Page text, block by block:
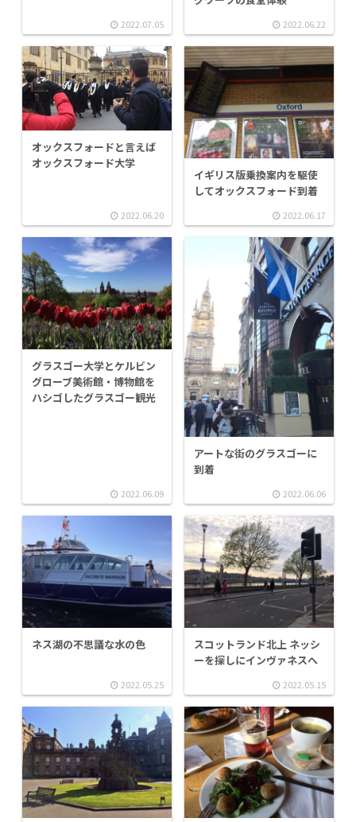
2022.07.05 2022.06.22
オックスフォードと言えば
オックスフォード大学
2022.06.20
イギリス版乗換案内を駆使
してオックスフォード到着
2022.06.17
グラスゴー大学とケルビン
グローブ美術館・博物館を
ハシゴしたグラスゴー観光
2022.06.09
アートな街のグラスゴーに
到着
2022.06.06
ネス湖の不思議な水の色
2022.05.25
スコットランド北上 ネッシ
ーを探しにインヴァネスへ
2022.05.15